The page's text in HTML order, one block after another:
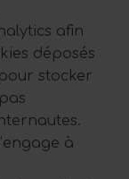
afin
déposés
stocker
à